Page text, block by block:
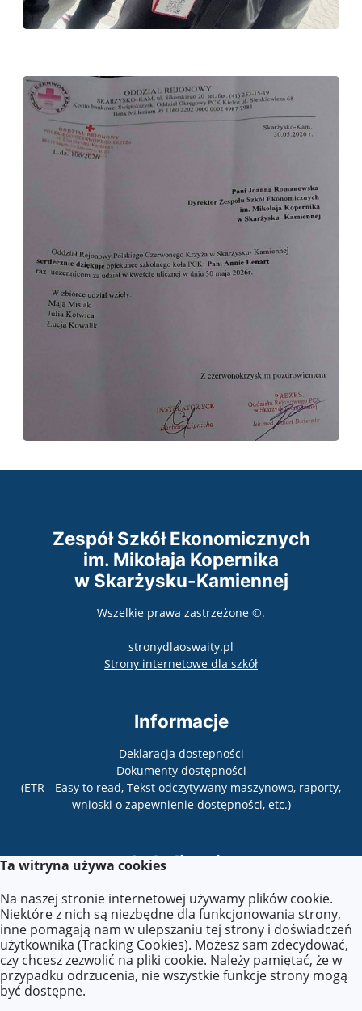
Zespół Szkół Ekonomicznych
im. Mikołaja Kopernika
w Skarżysku-Kamiennej
Wszelkie prawa zastrzeżone ©.
stronydlaoswaity.pl
Strony internetowe dla szkółotwiera się w
Informacje
Deklaracja dostepności
Dokumenty dostępności
(ETR - Easy to read, Tekst odczytywany maszynowo, raporty,
wnioski o zapewnienie dostępności, etc.)
Lokalizacja
Powstańców Warszawy 11,
26-110 Skarżysko-Kamienna
Kontakt
Ta witryna używa cookies
Na naszej stronie internetowej używamy plików cookie.
Niektóre z nich są niezbędne dla funkcjonowania strony,
inne pomagają nam w ulepszaniu tej strony i doświadczeń
użytkownika (Tracking Cookies). Możesz sam zdecydować,
czy chcesz zezwolić na pliki cookie. Należy pamiętać, że w
przypadku odrzucenia, nie wszystkie funkcje strony mogą
być dostępne.